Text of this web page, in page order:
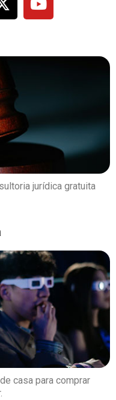
jurídica gratuita
casa para comprar